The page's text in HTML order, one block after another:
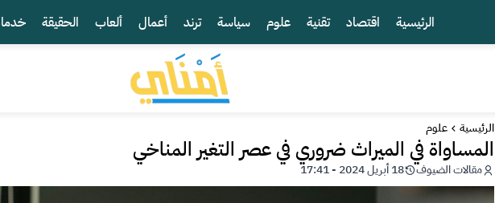
الرئيسية اقتصاد تقنية علوم سياسة ترند أعمال ألعاب الحقيقة
الرئيسية علوم
المساواة في الميراث ضروري في عصر التغير المناخي
مقالات الضيوف 18 أبريل 2024 - 17:41